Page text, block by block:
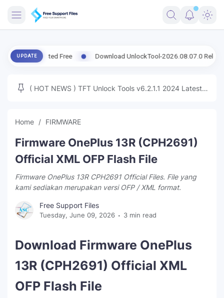
ENG FIRMWARE
MICLOUD
NEXT
TUTORIAL
UPDATE
Tested Free Download UnlockTool-2026.08.07.0 Released Update
( HOT NEWS ) TFT Unlock Tools v6.2.1.1 2024 Latest
Home FIRMWARE
Firmware OnePlus 13R (CPH2691)
Official XML OFP Flash File
Firmware OnePlus 13R CPH2691 Official Files. File yang
kami sediakan merupakan versi OFP / XML format.
Free Support Files
Tuesday, June 09, 2026 3 min read
Download Firmware OnePlus
13R (CPH2691) Official XML
OFP Flash File